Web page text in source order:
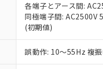
各端子とアース間:
同極端子間:
(初期値)
誤動作: 10～55Hz 複
※本証明書は発行日
また、RoHS指令
混在することから
既に当社にて対応
り割愛しておりま